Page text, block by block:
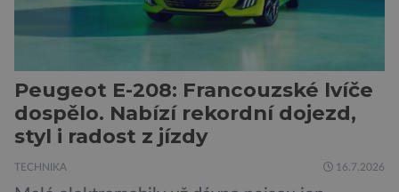
Peugeot E-208: Francouzské lvíče
dospělo. Nabízí rekordní dojezd,
styl i radost z jízdy
TECHNIKA 16.7.2026